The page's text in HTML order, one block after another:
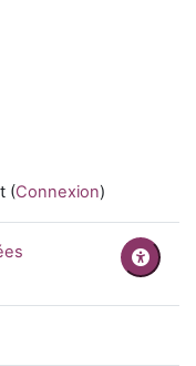
(Connexion)